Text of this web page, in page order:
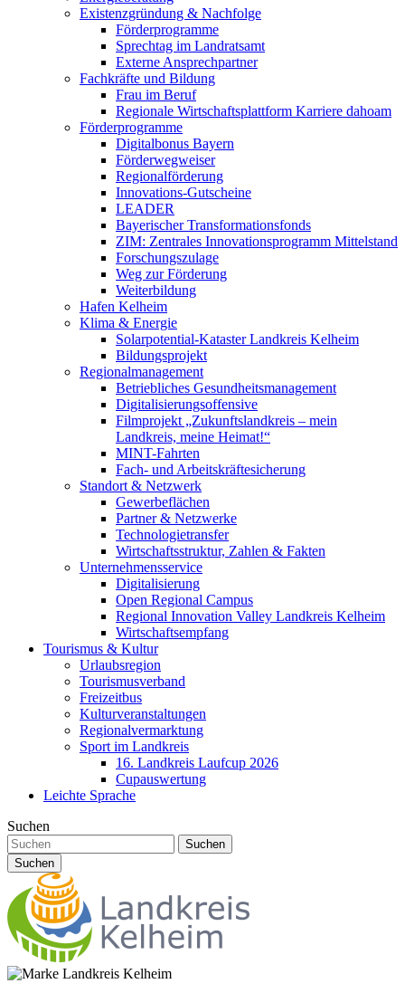
Existenzgründung & Nachfolge
Förderprogramme
Sprechtag im Landratsamt
Externe Ansprechpartner
Fachkräfte und Bildung
Frau im Beruf
Regionale Wirtschaftsplattform Karriere dahoam
Förderprogramme
Digitalbonus Bayern
Förderwegweiser
Regionalförderung
Innovations-Gutscheine
LEADER
Bayerischer Transformationsfonds
ZIM: Zentrales Innovationsprogramm Mittelstand
Forschungszulage
Weg zur Förderung
Weiterbildung
Hafen Kelheim
Klima & Energie
Solarpotential-Kataster Landkreis Kelheim
Bildungsprojekt
Regionalmanagement
Betriebliches Gesundheitsmanagement
Digitalisierungsoffensive
Filmprojekt „Zukunftslandkreis – mein
Landkreis, meine Heimat!“
MINT-Fahrten
Fach- und Arbeitskräftesicherung
Standort & Netzwerk
Gewerbeflächen
Partner & Netzwerke
Technologietransfer
Wirtschaftsstruktur, Zahlen & Fakten
Unternehmensservice
Digitalisierung
Open Regional Campus
Regional Innovation Valley Landkreis Kelheim
Wirtschaftsempfang
Tourismus & Kultur
Urlaubsregion
Tourismusverband
Freizeitbus
Kulturveranstaltungen
Regionalvermarktung
Sport im Landkreis
16. Landkreis Laufcup 2026
Cupauswertung
Leichte Sprache
Suchen
Suchen
Suchen